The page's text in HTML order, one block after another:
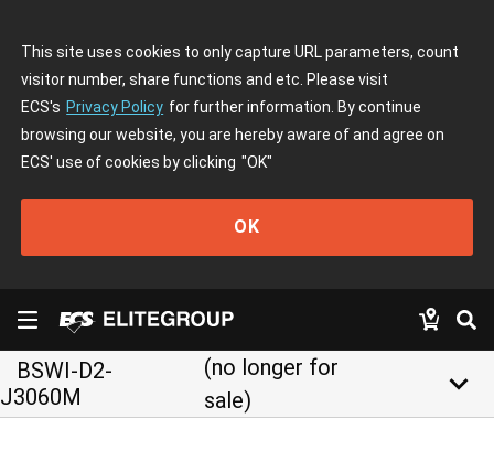
This site uses cookies to only capture URL parameters, count
visitor number, share functions and etc. Please visit
ECS's Privacy Policy for further information. By continue
browsing our website, you are hereby aware of and agree on
ECS' use of cookies by clicking "OK"
OK
BSWI-D2-
J3060M
(no longer for
sale)
keyboard_arrow_down